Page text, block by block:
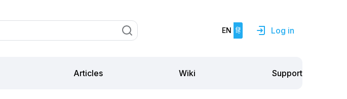
EN हिं Log in
Articles Wiki Support